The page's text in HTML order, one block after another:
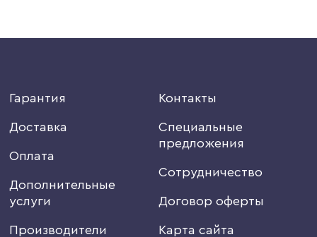
Гарантия
Доставка
Оплата
Дополнительные
услуги
Производители
Контакты
Специальные
предложения
Сотрудничество
Договор оферты
Карта сайта